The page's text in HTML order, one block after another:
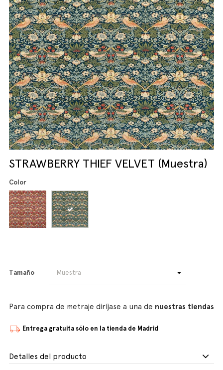
STRAWBERRY THIEF VELVET (Muestra)
Color
Tamaño
Para compra de metraje diríjase a una de nuestras tiendas
Entrega gratuita sólo en la tienda de Madrid
Detalles del producto